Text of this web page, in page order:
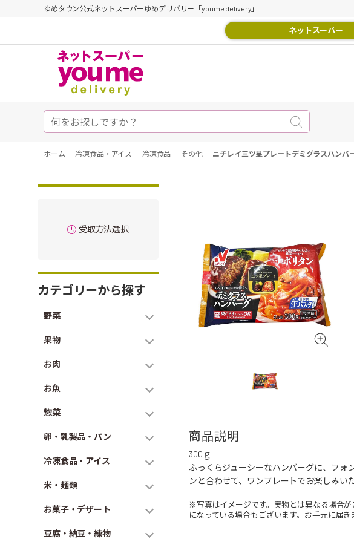
ゆめタウン公式ネットスーパーゆめデリバリー「youme delivery」
ネットスーパー
ホーム - 冷凍食品・アイス - 冷凍食品 - その他 - ニチレイ三ツ星プレートデミグラスハン
受取方法選択
カテゴリーから探す
野菜
果物
お肉
お魚
惣菜
卵・乳製品・パン
冷凍食品・アイス
米・麺類
お菓子・デザート
豆腐・納豆・練物
商品説明
300ｇ
ふっくらジューシーなハンバーグに、フォ
ンと合わせて、ワンプレートでお楽しみい
※写真はイメージです。実物とは異なる場合
になっている場合もございます。お手元に届